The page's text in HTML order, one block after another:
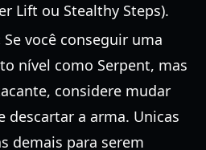
Lift ou Stealthy Steps).
Se você conseguir uma
nível como Serpent, mas
considere mudar
descartar a arma. Unicas
demais para serem